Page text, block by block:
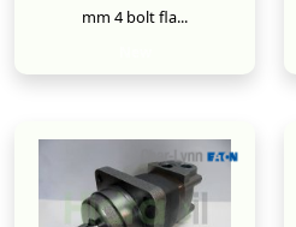
mm 4 bolt fla...